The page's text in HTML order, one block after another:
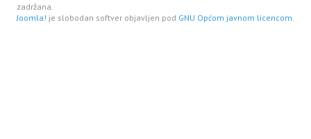
zadržana.
Joomla! je slobodan softver objavljen pod GNU Općom javnom licencom.